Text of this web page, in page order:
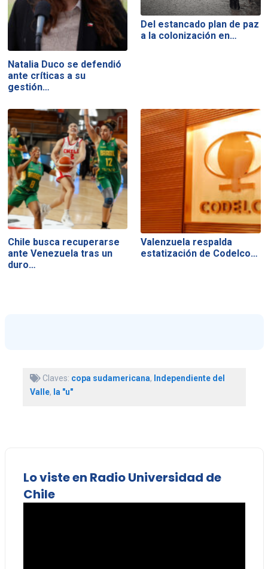
Natalia Duco se defendió
ante críticas a su
gestión…
Del estancado plan de paz
a la colonización en…
Chile busca recuperarse
ante Venezuela tras un
duro…
Valenzuela respalda
estatización de Codelco…
Claves: copa sudamericana, Independiente del
Valle, la "u"
Lo viste en Radio Universidad de
Chile